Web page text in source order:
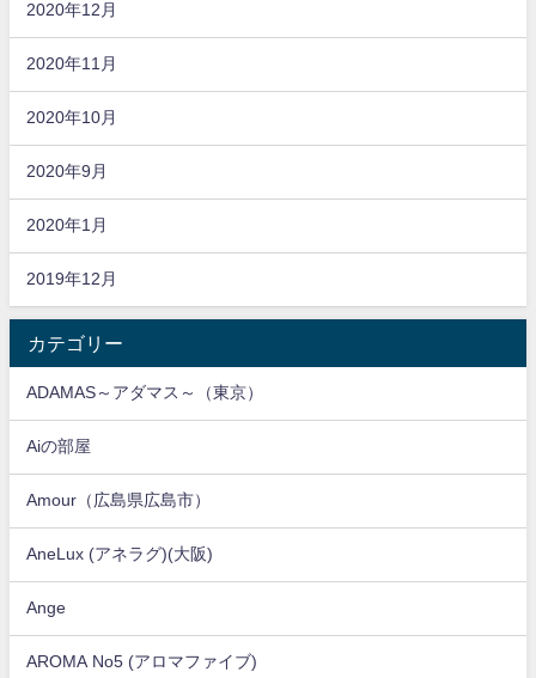
2020年12月
2020年11月
2020年10月
2020年9月
2020年1月
2019年12月
カテゴリー
ADAMAS～アダマス～（東京）
Aiの部屋
Amour（広島県広島市）
AneLux (アネラグ)(大阪)
Ange
AROMA No5 (アロマファイブ)